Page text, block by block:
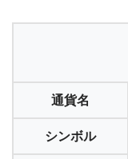
通貨名
シンボル